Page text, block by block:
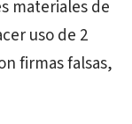
materiales de
uso de 2
firmas falsas,